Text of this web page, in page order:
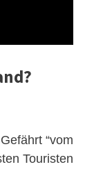
“vom
Touristen